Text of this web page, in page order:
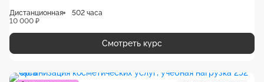
Дистанционная
502 часа
10 000 ₽
Смотреть курс